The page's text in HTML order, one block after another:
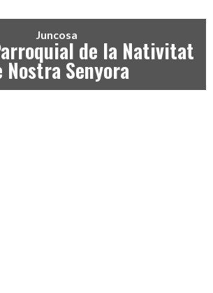
Juncosa
de la Nativitat
Nostra Senyora